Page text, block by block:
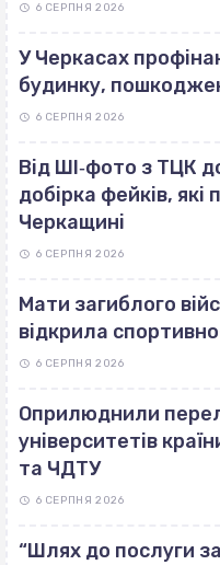
6 СЕРПНЯ 2026
У Черкасах
будинку,
6 СЕРПНЯ 2026
Від ШІ‐фото з ТЦК
добірка фейків,
Черкащині
6 СЕРПНЯ 2026
Мати загиблого
відкрила
6 СЕРПНЯ 2026
Оприлюднили
університетів
та ЧДТУ
6 СЕРПНЯ 2026
“Шлях до послуги